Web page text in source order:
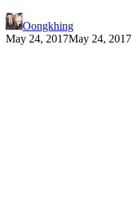
Oongkhing
May 24, 2017May 24, 2017